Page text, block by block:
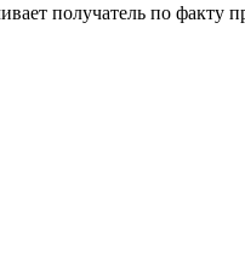
получатель по факту